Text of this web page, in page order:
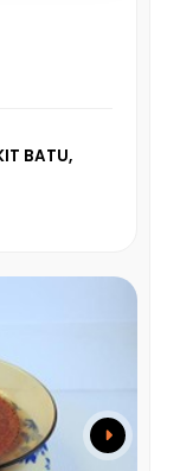
BATU,